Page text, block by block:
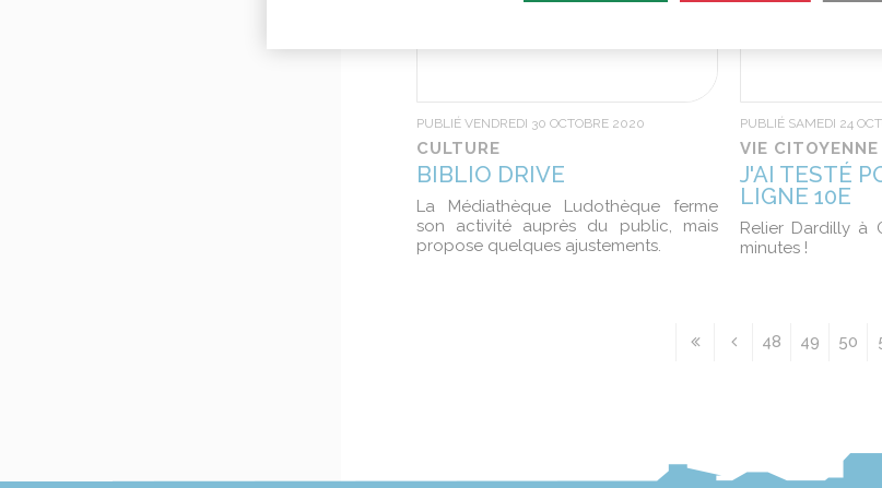
PUBLIÉ VENDREDI 30 OCTOBRE 2020
CULTURE
BIBLIO DRIVE
La Médiathèque Ludothèque ferme
son activité auprès du public, mais
propose quelques ajustements.
PUBLIÉ SAMEDI 24
VIE CITOYENNE
J'AI TESTÉ
LIGNE 10E
Relier Dardilly à
minutes !
48 49 50